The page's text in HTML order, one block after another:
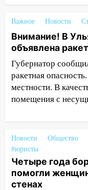
11:49
Снят
опасность» на
области
11:30 Кабмин
2027 года
бензина Евро
11:12
10:27
Где
днем 6
10:16
объявлена
Важное Новости
Внимание! В
объявлена
Губернатор
ракетная
местности. В
помещения с
Новости Общество
#юристы
Четыре года
помогли
стенах